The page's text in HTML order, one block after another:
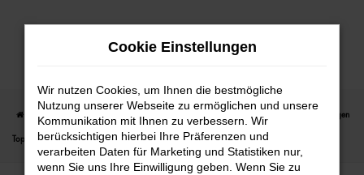
Zum
Startseite Berlin Škoda Škoda Kodiaq Škoda Kodiaq für Berlin Neuwagen
Top Angebote
Cookie Einstellungen
Wir nutzen Cookies, um Ihnen die bestmögliche
Nutzung unserer Webseite zu ermöglichen und unsere
Kommunikation mit Ihnen zu verbessern. Wir
berücksichtigen hierbei Ihre Präferenzen und
verarbeiten Daten für Marketing und Statistiken nur,
wenn Sie uns Ihre Einwilligung geben. Wenn Sie zu